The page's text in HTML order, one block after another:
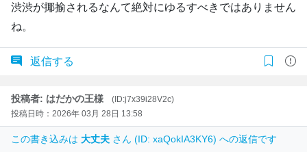
渋渋が揶揄されるなんて絶対にゆるすべきではありません
ね。
返信する
投稿者: はだかの王様
(ID:j7x39i28V2c)
投稿日時：2026年 03月 28日 13:58
この書き込みは 大丈夫 さん (ID: xaQokIA3KY6) への返信です